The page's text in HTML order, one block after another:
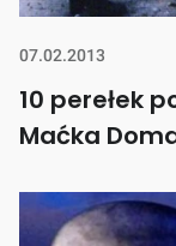
07.02.2013
10 perełek
Maćka